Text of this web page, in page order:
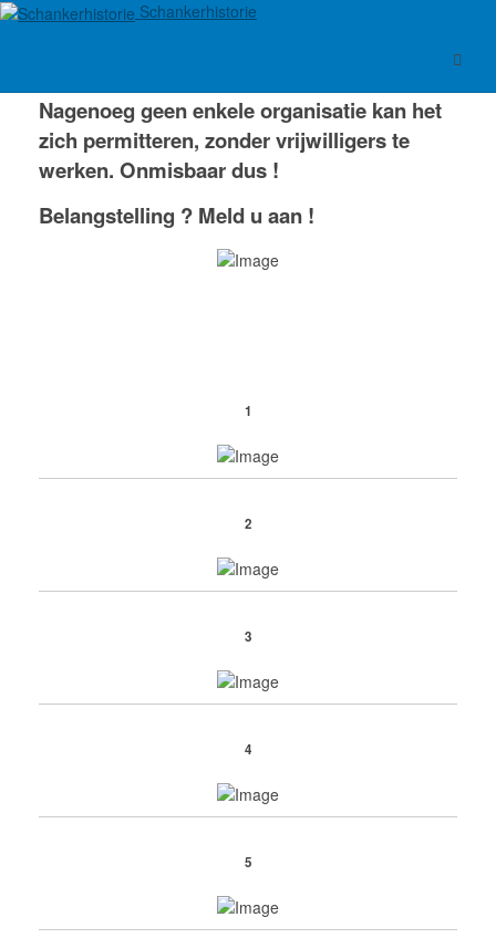
Schankerhistorie
Nagenoeg geen enkele organisatie kan het
zich permitteren, zonder vrijwilligers te
werken. Onmisbaar dus !
Belangstelling ? Meld u aan !
1
2
3
4
5